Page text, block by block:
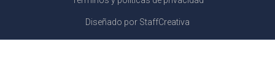
Diseñado por StaffCreativa